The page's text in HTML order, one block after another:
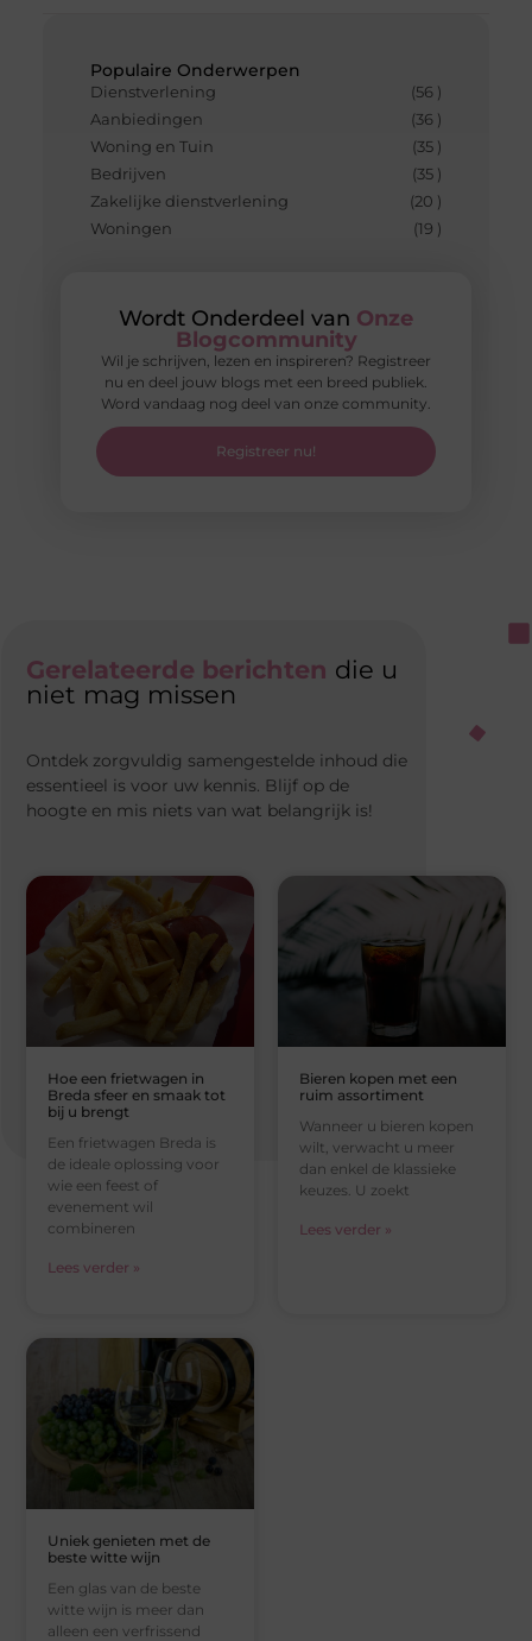
Populaire Onderwerpen
Dienstverlening
(56 )
Aanbiedingen
(36 )
Woning en Tuin
(35 )
Bedrijven
(35 )
Zakelijke dienstverlening
(20 )
Woningen
(19 )
Wordt Onderdeel van Onze
Blogcommunity
Wil je schrijven, lezen en inspireren? Registreer
nu en deel jouw blogs met een breed publiek.
Word vandaag nog deel van onze community.
Registreer nu!
Gerelateerde berichten die u
niet mag missen
Ontdek zorgvuldig samengestelde inhoud die
essentieel is voor uw kennis. Blijf op de
hoogte en mis niets van wat belangrijk is!
Hoe een frietwagen in
Breda sfeer en smaak tot
bij u brengt
Een frietwagen Breda is
de ideale oplossing voor
wie een feest of
evenement wil
combineren
Lees verder »
Bieren kopen met een
ruim assortiment
Wanneer u bieren kopen
wilt, verwacht u meer
dan enkel de klassieke
keuzes. U zoekt
Lees verder »
Uniek genieten met de
beste witte wijn
Een glas van de beste
witte wijn is meer dan
alleen een verfrissend